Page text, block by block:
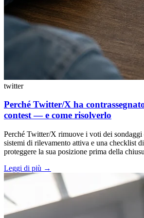
twitter
Perché Twitter/X ha
contest — e come risolverlo
Perché Twitter/X rimuove i voti dei sondaggi
sistemi di rilevamento attiva e una checklist
proteggere la sua posizione prima della
Leggi di più →